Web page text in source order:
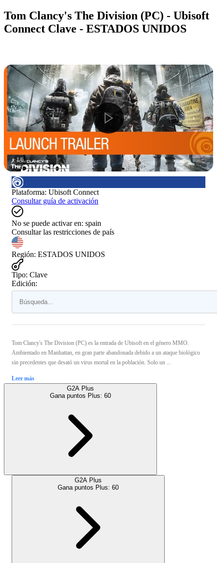
Tom Clancy's The Division (PC) - Ubisoft
Connect Clave - ESTADOS UNIDOS
1/6
Plataforma: Ubisoft Connect
Consultar guía de activación
No se puede activar en: spain
Consultar las restricciones de país
Región: ESTADOS UNIDOS
Tipo: Clave
Edición:
Tom Clancy's The Division (PC) es la entrada de Ubisoft en el género MMO.
Ambientado en Manhattan, en gran parte abandonada debido a un ataque biológico
sin precedentes que desató un virus mortal en la población. Solo un ...
Leer más
G2A Plus
Gana puntos Plus: 60
G2A Plus
Gana puntos Plus: 60